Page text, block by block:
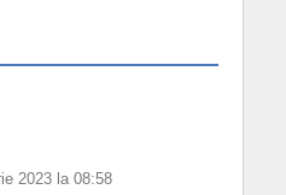
2023 la 08:58